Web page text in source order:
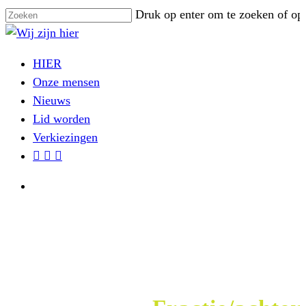
Skip
to
content
Druk op enter om te zoeken of
Close
search
MenuHIER
Onze mensen
Nieuws
Lid worden
Verkiezingen
facebook
instagram
email